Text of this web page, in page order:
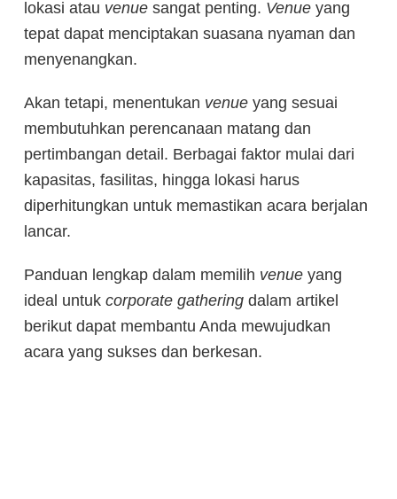
lokasi atau venue sangat penting. Venue yang
tepat dapat menciptakan suasana nyaman dan
menyenangkan.
Akan tetapi, menentukan venue yang sesuai
membutuhkan perencanaan matang dan
pertimbangan detail. Berbagai faktor mulai dari
kapasitas, fasilitas, hingga lokasi harus
diperhitungkan untuk memastikan acara berjalan
lancar.
Panduan lengkap dalam memilih venue yang
ideal untuk corporate gathering dalam artikel
berikut dapat membantu Anda mewujudkan
acara yang sukses dan berkesan.